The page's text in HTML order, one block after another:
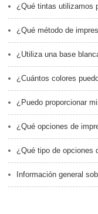
¿Qué tintas utilizamos
¿Utiliza una base
¿Cuántos colores
¿Puedo proporcionar
¿Qué tipo de opciones
Información general